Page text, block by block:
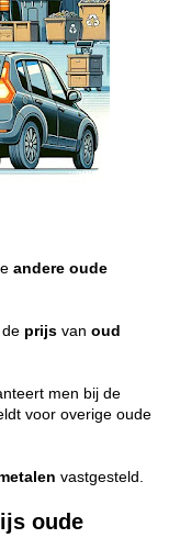
andere oude
prijs van oud
men bij de
voor overige oude
vastgesteld.
oude